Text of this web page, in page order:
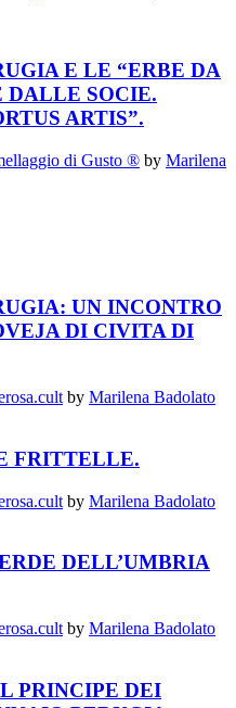
E LE “ERBE DA
DALLE SOCIE.
ARTIS”.
di Gusto ® by Marilena
UN INCONTRO
DI CIVITA DI
by Marilena Badolato
FRITTELLE.
by Marilena Badolato
DELL’UMBRIA
by Marilena Badolato
PRINCIPE DEI